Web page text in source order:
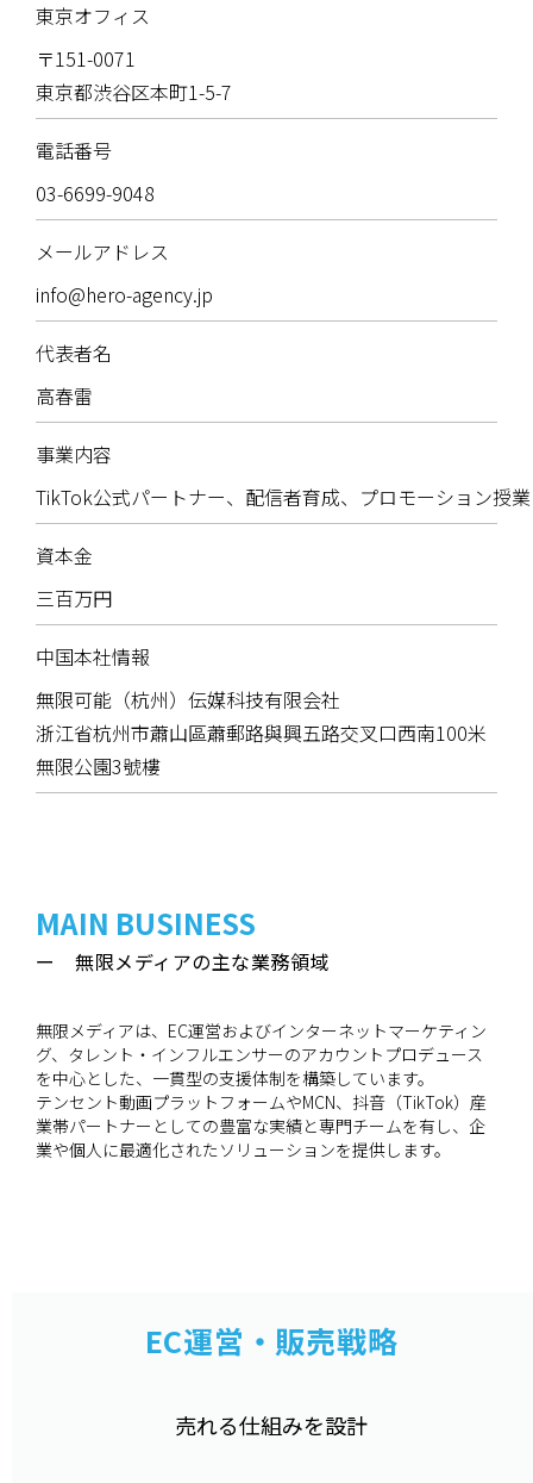
東京オフィス
〒151-0071
東京都渋谷区本町1-5-7
電話番号
03-6699-9048
メールアドレス
info@hero-agency.jp
代表者名
高春雷
事業内容
TikTok公式パートナー、配信者育成、プロモーション授業
資本金
三百万円
中国本社情報
無限可能（杭州）伝媒科技有限会社
浙江省杭州市蕭山區蕭郵路與興五路交叉口西南100米
無限公園3號樓
MAIN BUSINESS
ー 無限メディアの主な業務領域
無限メディアは、EC運営およびインターネットマーケティン
グ、タレント・インフルエンサーのアカウントプロデュース
を中心とした、一貫型の支援体制を構築しています。
テンセント動画プラットフォームやMCN、抖音（TikTok）産
業帯パートナーとしての豊富な実績と専門チームを有し、企
業や個人に最適化されたソリューションを提供します。
EC運営・販売戦略
売れる仕組みを設計​